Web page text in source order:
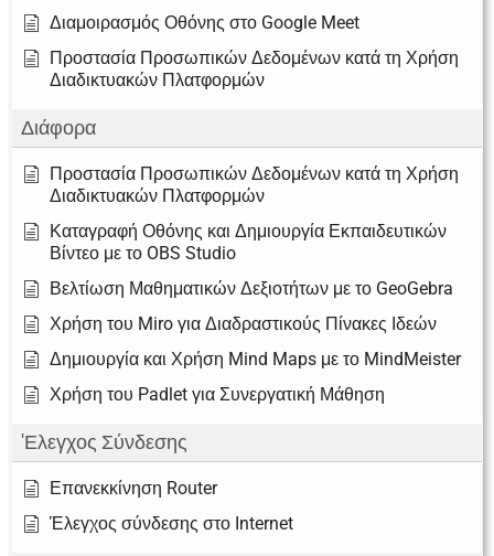
Διαμοιρασμός Οθόνης στο Google Meet
Προστασία Προσωπικών Δεδομένων κατά τη Χρήση
Διαδικτυακών Πλατφορμών
Διάφορα
Προστασία Προσωπικών Δεδομένων κατά τη Χρήση
Διαδικτυακών Πλατφορμών
Καταγραφή Οθόνης και Δημιουργία Εκπαιδευτικών
Βίντεο με το OBS Studio
Βελτίωση Μαθηματικών Δεξιοτήτων με το GeoGebra
Χρήση του Miro για Διαδραστικούς Πίνακες Ιδεών
Δημιουργία και Χρήση Mind Maps με το MindMeister
Χρήση του Padlet για Συνεργατική Μάθηση
'Ελεγχος Σύνδεσης
Επανεκκίνηση Router
Έλεγχος σύνδεσης στο Internet